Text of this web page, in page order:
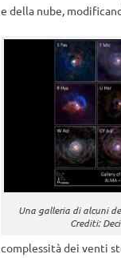
e della nube,
Una galleria di alcuni
Crediti:
complessità dei venti